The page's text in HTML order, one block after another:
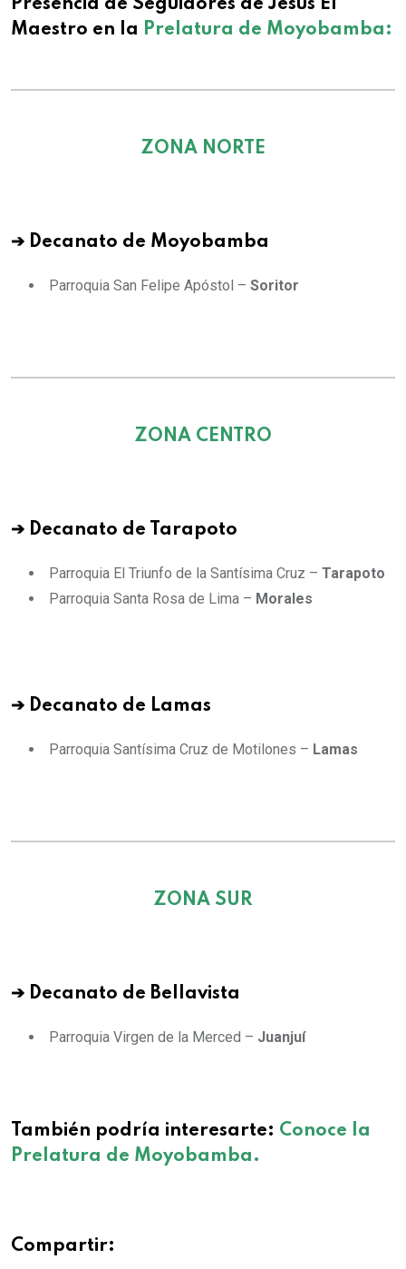
Presencia de Seguidores de Jesús El
Maestro en la Prelatura de Moyobamba:
ZONA NORTE
➔ Decanato de Moyobamba
Parroquia San Felipe Apóstol – Soritor
ZONA CENTRO
➔ Decanato de Tarapoto
Parroquia El Triunfo de la Santísima Cruz – Tarapoto
Parroquia Santa Rosa de Lima – Morales
➔ Decanato de Lamas
Parroquia Santísima Cruz de Motilones – Lamas
ZONA SUR
➔ Decanato de Bellavista
Parroquia Virgen de la Merced – Juanjuí
También podría interesarte: Conoce la
Prelatura de Moyobamba.
Compartir: